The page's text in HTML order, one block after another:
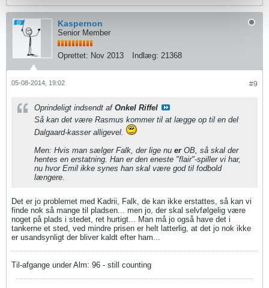
Kaspernon
Senior Member
Oprettet: Nov 2013 Indlæg: 21368
#9
05-08-2014, 19:02
Oprindeligt indsendt af Onkel Riffel
Så kan det være Rasmus kommer til at lægge op til en del
Dalgaard-kasser alligevel.
Men: Hvis man sælger Falk, der lige nu er OB, så skal der
hentes en erstatning. Han er den eneste "flair"-spiller vi har,
nu hvor Emil ikke synes han skal være god til fodbold
længere.
Det er jo problemet med Kadrii, Falk, de kan ikke erstattes, så kan vi
finde nok så mange til pladsen... men jo, der skal selvfølgelig være
noget på plads i stedet, ret hurtigt... Man må jo også have det i
tankerne et sted, ved mindre prisen er helt latterlig, at det jo nok ikke
er usandsynligt der bliver kaldt efter ham...
Til-afgange under Alm: 96 - still counting